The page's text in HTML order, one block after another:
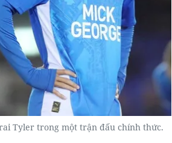
Tyler trong một trận đấu chính thức.